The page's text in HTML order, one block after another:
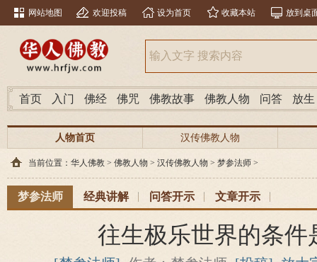
网站地图 欢迎投稿 设为首页 收藏本站 放到桌
首页 入门 佛经 佛咒 佛教故事 佛教人物 问答 放生
人物首页 汉传佛教人物
当前位置： 华人佛教 > 佛教人物 > 汉传佛教人物 > 梦参法师 >
梦参法师 经典讲解 问答开示 文章开示
往生极乐世界的条件